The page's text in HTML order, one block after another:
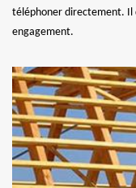
téléphoner directement. Il
engagement.